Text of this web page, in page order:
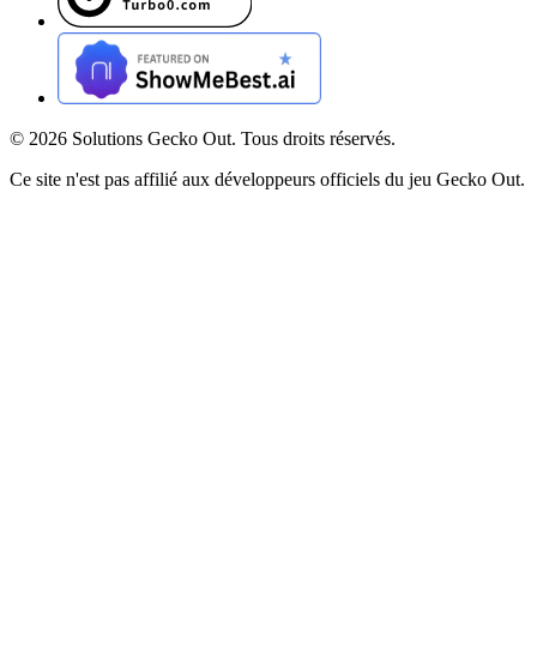
© 2026 Solutions Gecko Out. Tous droits réservés.
Ce site n'est pas affilié aux développeurs officiels du jeu Gecko Out.